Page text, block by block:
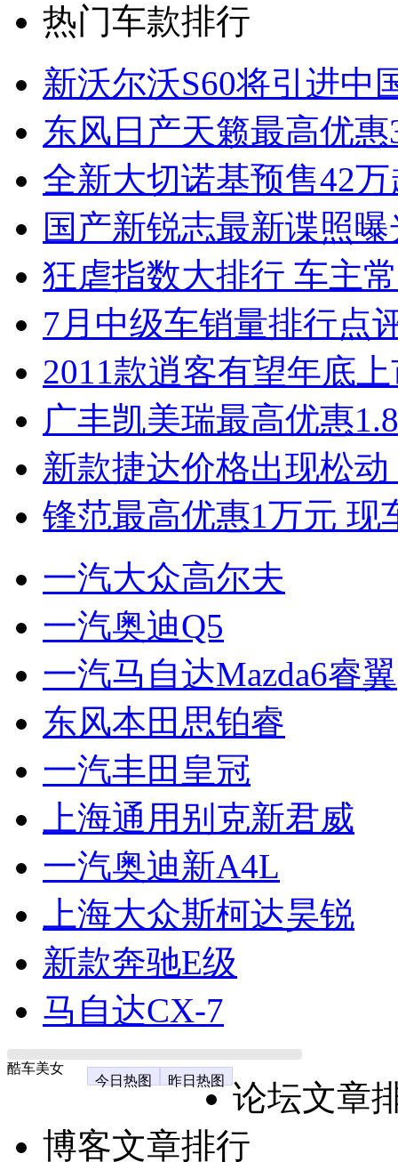
热门车款排行
新沃尔沃S60将引进中
东风日产天籁最高优
全新大切诺基预售42
国产新锐志最新谍照
狂虐指数大排行 车主
7月中级车销量排行点
2011款逍客有望年底
广丰凯美瑞最高优惠
新款捷达价格出现松
锋范最高优惠1万元 现
一汽大众高尔夫
一汽奥迪Q5
一汽马自达Mazda6睿翼
东风本田思铂睿
一汽丰田皇冠
上海通用别克新君威
一汽奥迪新A4L
上海大众斯柯达昊锐
新款奔驰E级
马自达CX-7
酷车美女
今日热图
昨日热图
论坛文章
博客文章排行